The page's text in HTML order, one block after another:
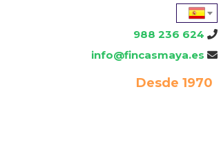
988 236 624
info@fincasmaya.es
Desde 1970